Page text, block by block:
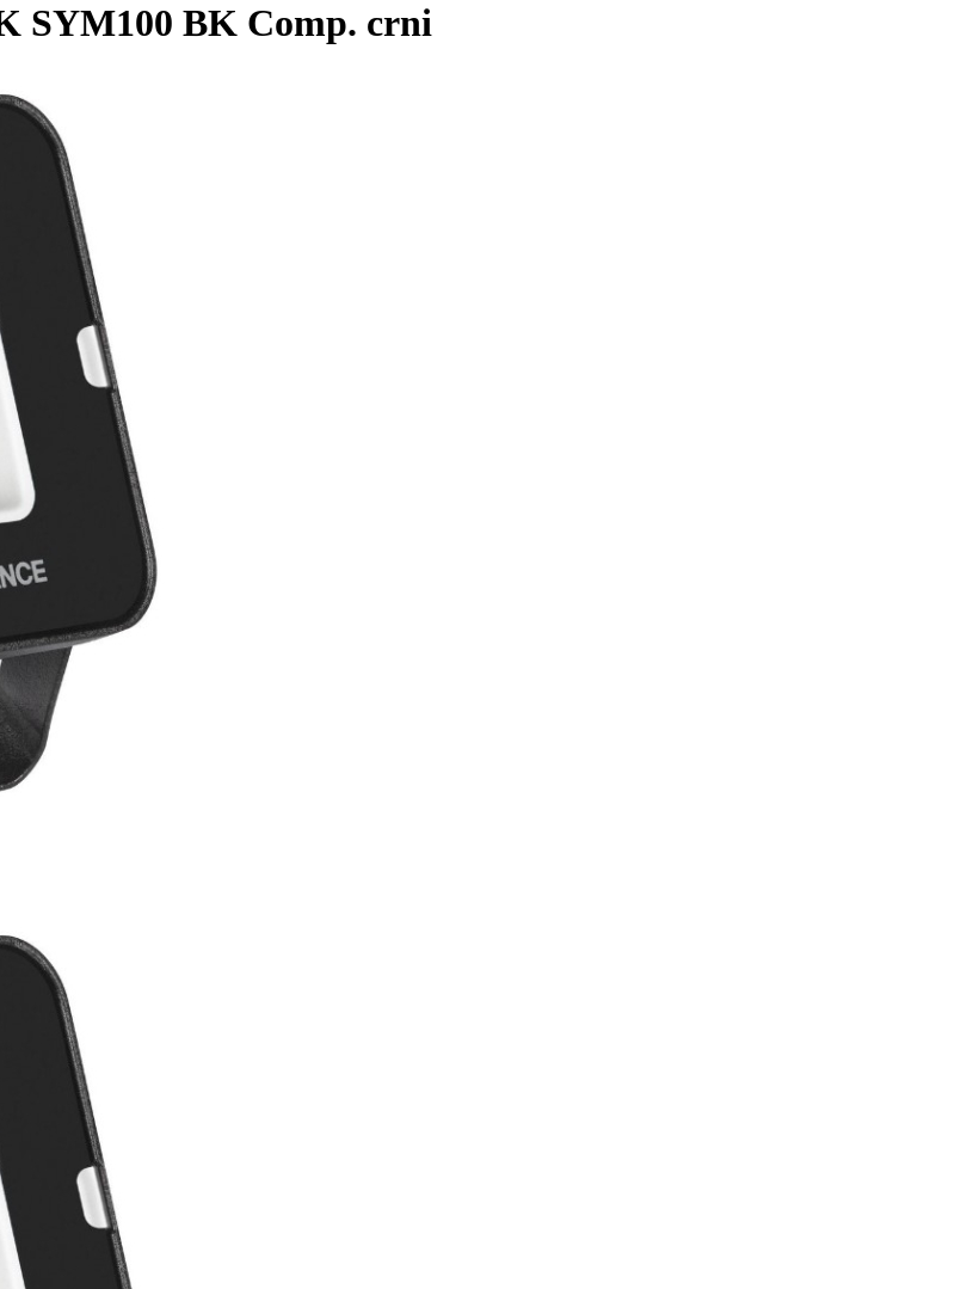
SYM100 BK Comp. crni